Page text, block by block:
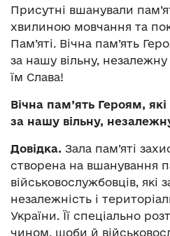
Присутні вшанували
хвилиною мовчання та
Пам’яті. Вічна пам’ять
за нашу вільну, незалежну
їм Слава!
Вічна пам’ять Героям,
за нашу вільну,
Довідка. Зала пам’яті
створена на вшанування
військовослужбовців, які
незалежність і
України. Її спеціально
чином, щоби й